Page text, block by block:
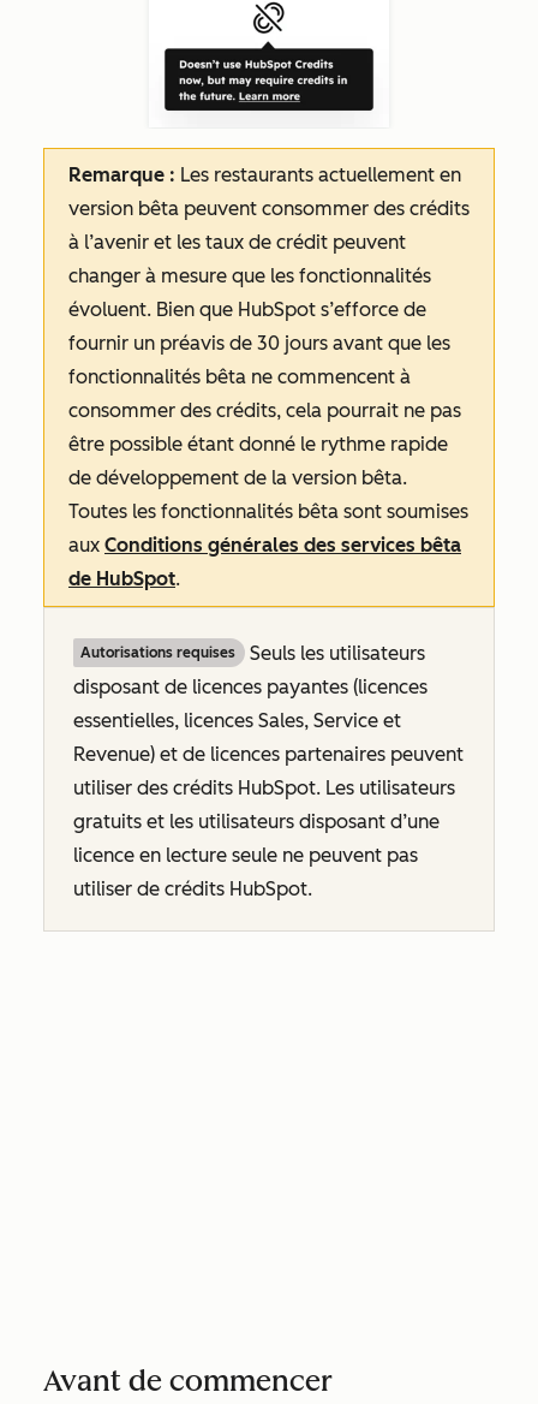
Remarque : Les restaurants actuellement en
version bêta peuvent consommer des crédits
à l’avenir et les taux de crédit peuvent
changer à mesure que les fonctionnalités
évoluent. Bien que HubSpot s’efforce de
fournir un préavis de 30 jours avant que les
fonctionnalités bêta ne commencent à
consommer des crédits, cela pourrait ne pas
être possible étant donné le rythme rapide
de développement de la version bêta.
Toutes les fonctionnalités bêta sont soumises
aux Conditions générales des services bêta
de HubSpot.
Autorisations requises
Seuls les utilisateurs
disposant de licences payantes (licences
essentielles, licences Sales, Service et
Revenue) et de licences partenaires peuvent
utiliser des crédits HubSpot. Les utilisateurs
gratuits et les utilisateurs disposant d’une
licence en lecture seule ne peuvent pas
utiliser de crédits HubSpot.
Avant de commencer